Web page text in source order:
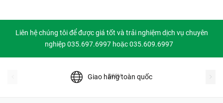
Liên hệ chúng tôi để được giá tốt và trải nghiệm dịch vụ chuyên
nghiệp 035.697.6997 hoặc 035.609.6997
Giao hàng toàn quốc
prev